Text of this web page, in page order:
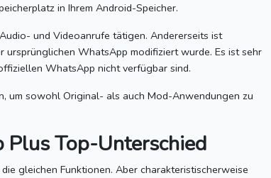
in Ihrem Android-Speicher.
und Videoanrufe tätigen. Andererseits ist
ursprünglichen WhatsApp modifiziert wurde. Es ist sehr
WhatsApp nicht verfügbar sind.
um sowohl Original- als auch Mod-Anwendungen zu
Top-Unterschied
gleichen Funktionen. Aber charakteristischerweise